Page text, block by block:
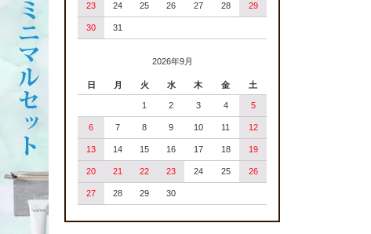
23 24 25 26 27 28 29
30 31
2026年9月
日 月 火 水 木 金 土
1 2 3 4 5
6 7 8 9 10 11 12
13 14 15 16 17 18 19
20 21 22 23 24 25 26
27 28 29 30